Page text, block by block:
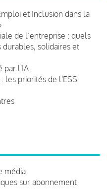
et Inclusion dans la
de l’entreprise : quels
solidaires et
par l'IA
les priorités de l'ESS
média
sur abonnement